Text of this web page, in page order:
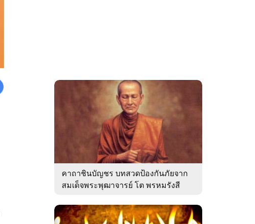
คาถาชินบัญชร บทสวดป้องกันภัยจาก
สมเด็จพระพุฒาจารย์ โต พรหมรังสี